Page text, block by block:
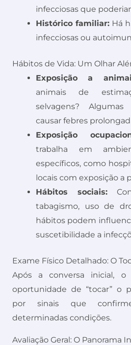
infecciosas que
Histórico familiar: Há
infecciosas ou
Hábitos de Vida: Um Olhar
Exposição a
animais de
selvagens?
causar febres
Exposição
trabalha em
específicos, como
locais com exposição a
Hábitos sociais:
tabagismo, uso de
hábitos podem
suscetibilidade a
Exame Físico Detalhado: O
Após a conversa inicial,
oportunidade de “tocar” o
por sinais que
determinadas condições.
Avaliação Geral: O Panorama